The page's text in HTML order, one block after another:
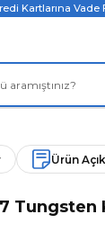
Kartlarına Vade
Ürün
Tungsten